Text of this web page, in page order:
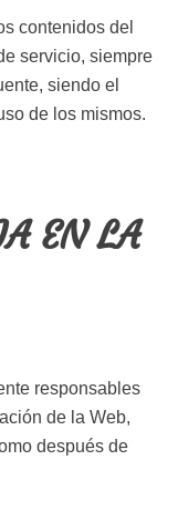
contenidos del
servicio, siempre
siendo el
de los mismos.
EN LA
responsables
de la Web,
después de